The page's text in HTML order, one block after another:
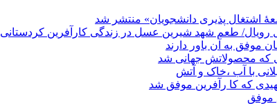
اشتغال پذیری دانشجویان» منتشر شد
ژل رویال/ طعم شهد شیرین عسل‌ در زندگی کارآفرین کردستانی
موفق به آن باور دارند
که محصولاتش جهانی شد
با آب ،خاک و آتش
که کا رآفرین موفق شد
موفق